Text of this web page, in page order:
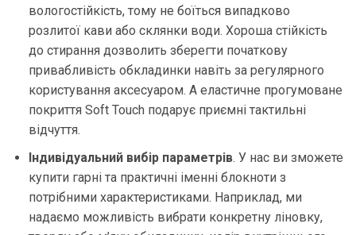
вологостійкість, тому не боїться випадково
розлитої кави або склянки води. Хороша стійкість
до стирання дозволить зберегти початкову
привабливість обкладинки навіть за регулярного
користування аксесуаром. А еластичне прогумоване
покриття Soft Touch подарує приємні тактильні
відчуття.
Індивідуальний вибір параметрів. У нас ви зможете
купити гарні та практичні іменні блокноти з
потрібними характеристиками. Наприклад, ми
надаємо можливість вибрати конкретну ліновку,